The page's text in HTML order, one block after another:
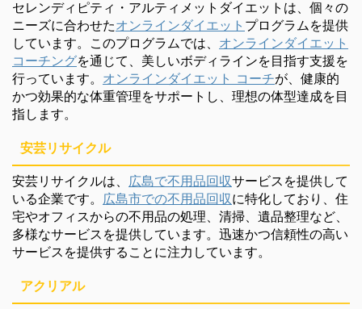
セレンディピティ・アルティメットダイエットは、個々の
ニーズに合わせたオンラインダイエット プログラムを提供
しています。このプログラムでは、 オンラインダイエット
コーチングを通じて、美しいボディラインを目指す支援を
行っています。 オンラインダイエット コーチが、健康的
かつ効果的な体重管理をサポートし、理想の体型達成を目
指します。
安芸リサイクル
安芸リサイクルは、 広島で不用品回収サービスを提供して
いる企業です。 広島市での不用品回収に特化しており、住
宅やオフィスからの不用品の処理、清掃、遺品整理など、
多様なサービスを提供しています。迅速かつ信頼性の高い
サービスを提供することに注力しています。
アクリアル